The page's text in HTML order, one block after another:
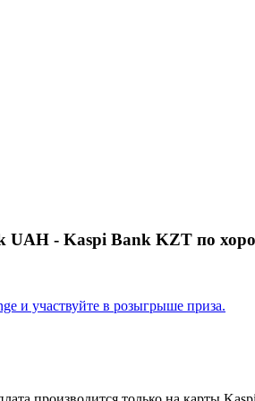
UAH - Kaspi Bank KZT по
и участвуйте в розыгрыше приза.